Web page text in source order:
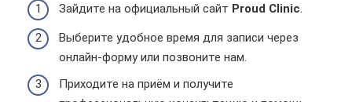
Зайдите на официальный сайт Proud Clinic
Выберите удобное время для записи через
онлайн-форму или позвоните нам.
Приходите на приём и получите